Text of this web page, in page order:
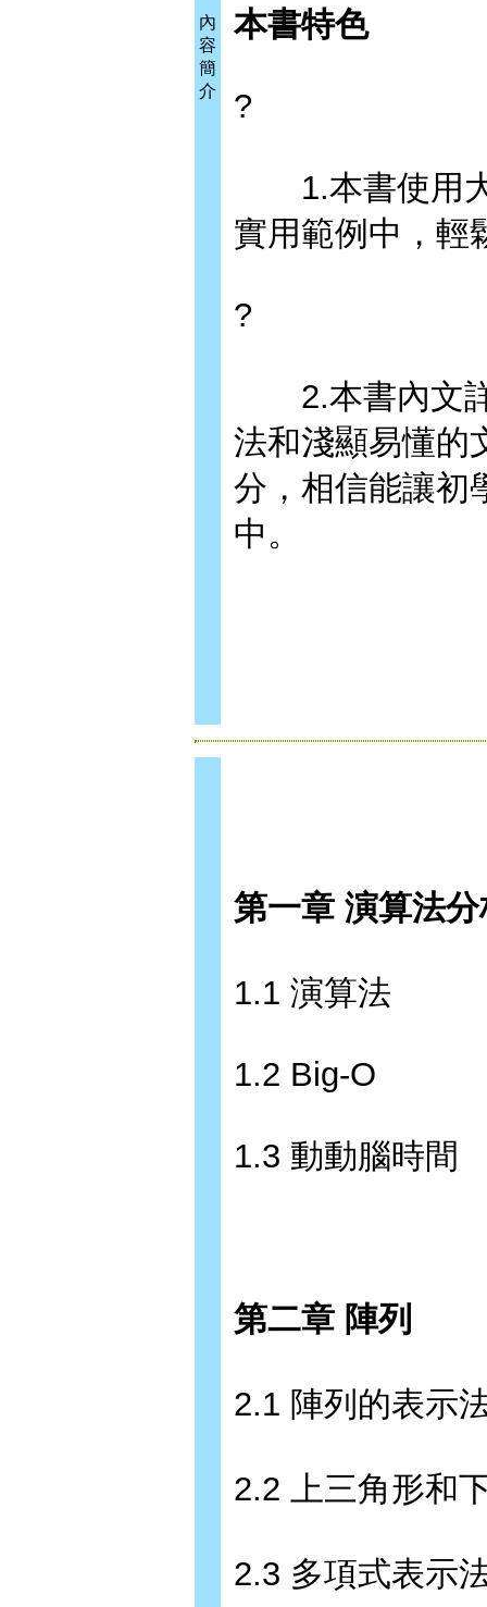
內
容
簡
介
本書特色
?
1.本書使用大
實用範例中，輕
?
2.本書內文詳
法和淺顯易懂的
分，相信能讓初
中。
第一章 演算法分
1.1 演算法
1.2 Big-O
1.3 動動腦時間
第二章 陣列
2.1 陣列的表示
2.2 上三角形和
2.3 多項式表示